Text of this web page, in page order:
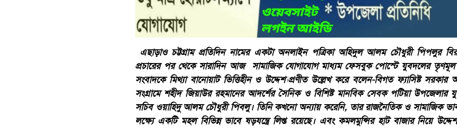
এছাড়াও চট্টগ্রাম প্রতিদিন নামের একটা অনলাইন পত্রিকা অহিদুল আলম চৌধুরী পিপলুর
প্রচারের পর থেকে সারাদিন আজ সামাজিক যোগাযোগ মাধ্যম ফেসবুক পোস্টে যুবদলের তৃণমূল
সংবাদকে মিথ্যা বানোয়াট ভিত্তিহীন ও উদ্দেশ্যপ্রণীত উল্লেখ করে বলেন-বিগত ফ্যাসিষ্ট
সংগ্রামে শহীদ জিয়াউর রহমানের আদর্শের সৈনিক ও বিশিষ্ট মানবিক সেবক পটিয়া
সচিব ওয়াহিদু আলম চৌধুরী পিবলু। তিনি কখনো অন্যায় করেনি, তার রাজনৈতিক ও সামাজিক
লক্ষ্যে একটি মহল বিভিন্ন ভাবে ষড়যন্ত্রে লিপ্ত রয়েছে। এবং কমলমুন্সির হাট বাজার নিয়ে